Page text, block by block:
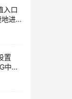
入口
进行
置
中使